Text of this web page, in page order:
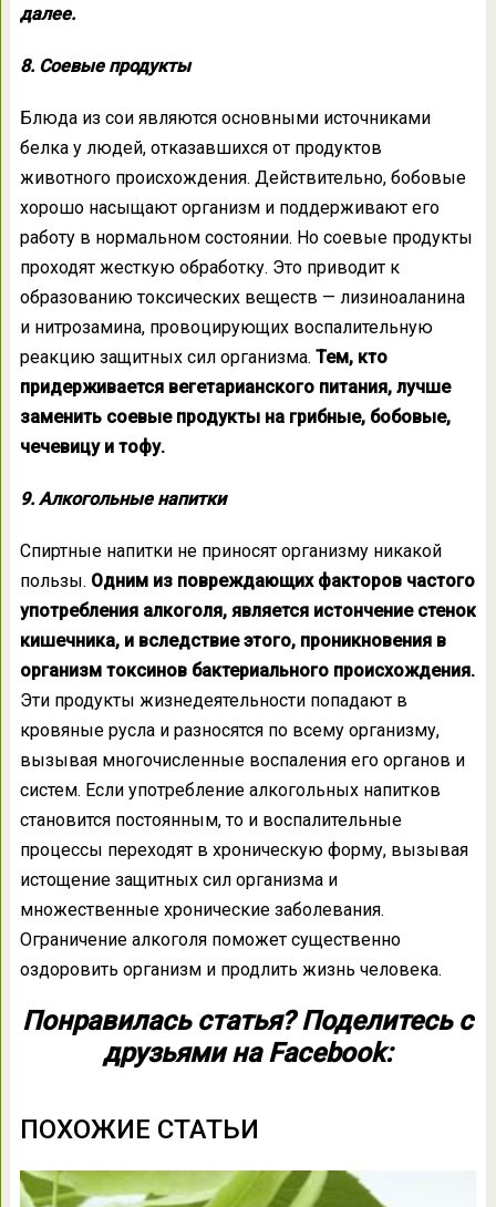
далее.
8. Соевые продукты
Блюда из сои являются основными источниками
белка у людей, отказавшихся от продуктов
животного происхождения. Действительно, бобовые
хорошо насыщают организм и поддерживают его
работу в нормальном состоянии. Но соевые продукты
проходят жесткую обработку. Это приводит к
образованию токсических веществ — лизиноаланина
и нитрозамина, провоцирующих воспалительную
реакцию защитных сил организма. Тем, кто
придерживается вегетарианского питания, лучше
заменить соевые продукты на грибные, бобовые,
чечевицу и тофу.
9. Алкогольные напитки
Спиртные напитки не приносят организму никакой
пользы. Одним из повреждающих факторов частого
употребления алкоголя, является истончение стенок
кишечника, и вследствие этого, проникновения в
организм токсинов бактериального происхождения.
Эти продукты жизнедеятельности попадают в
кровяные русла и разносятся по всему организму,
вызывая многочисленные воспаления его органов и
систем. Если употребление алкогольных напитков
становится постоянным, то и воспалительные
процессы переходят в хроническую форму, вызывая
истощение защитных сил организма и
множественные хронические заболевания.
Ограничение алкоголя поможет существенно
оздоровить организм и продлить жизнь человека.
Понравилась статья? Поделитесь с
друзьями на Facebook:
ПОХОЖИЕ СТАТЬИ